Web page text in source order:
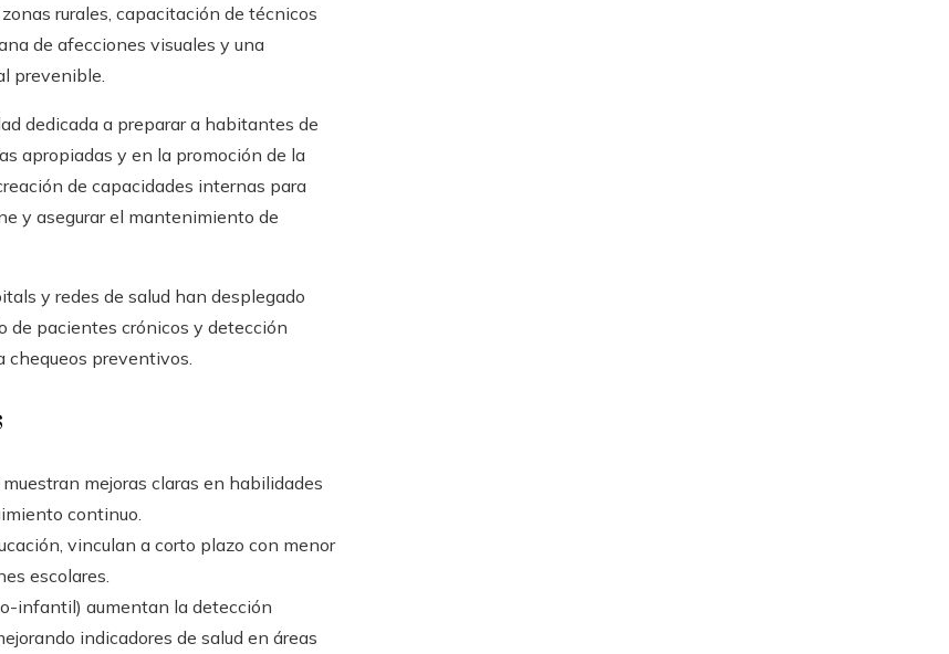
rurales, capacitación de técnicos
de afecciones visuales y una
prevenible.
dedicada a preparar a habitantes de
apropiadas y en la promoción de la
de capacidades internas para
y asegurar el mantenimiento de
y redes de salud han desplegado
de pacientes crónicos y detección
chequeos preventivos.
mejoras claras en habilidades
continuo.
vinculan a corto plazo con menor
escolares.
infantil) aumentan la detección
indicadores de salud en áreas